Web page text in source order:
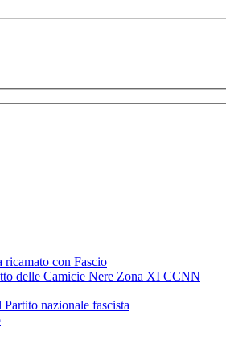
con Fascio
delle Camicie Nere Zona XI CCNN
nazionale fascista